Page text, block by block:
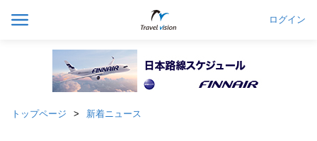
ログイン
トップページ 新着ニュース